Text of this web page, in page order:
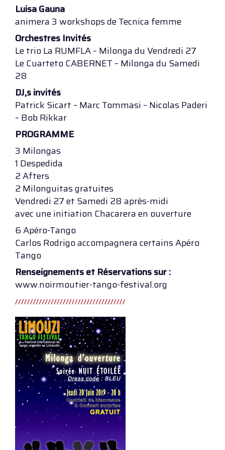
Luisa Gauna
animera 3 workshops de Tecnica femme
Orchestres Invités
Le trio La RUMFLA – Milonga du Vendredi 27
Le Cuarteto CABERNET – Milonga du Samedi
28
DJ,s invités
Patrick Sicart – Marc Tommasi – Nicolas Paderi
– Bob Rikkar
PROGRAMME
3 Milongas
1 Despedida
2 Afters
2 Milonguitas gratuites
Vendredi 27 et Samedi 28 après-midi
avec une initiation Chacarera en ouverture
6 Apéro-Tango
Carlos Rodrigo accompagnera certains Apéro
Tango
Renseignements et Réservations sur :
www.noirmoutier-tango-festival.org